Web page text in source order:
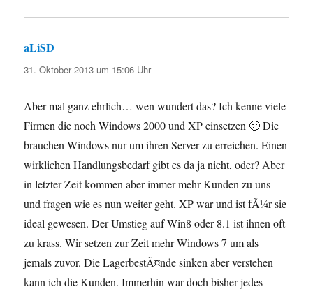
aLiSD
31. Oktober 2013 um 15:06 Uhr
Aber mal ganz ehrlich… wen wundert das? Ich kenne viele
Firmen die noch Windows 2000 und XP einsetzen 🙂 Die
brauchen Windows nur um ihren Server zu erreichen. Einen
wirklichen Handlungsbedarf gibt es da ja nicht, oder? Aber
in letzter Zeit kommen aber immer mehr Kunden zu uns
und fragen wie es nun weiter geht. XP war und ist fÃ¼r sie
ideal gewesen. Der Umstieg auf Win8 oder 8.1 ist ihnen oft
zu krass. Wir setzen zur Zeit mehr Windows 7 um als
jemals zuvor. Die LagerbestÃ¤nde sinken aber verstehen
kann ich die Kunden. Immerhin war doch bisher jedes